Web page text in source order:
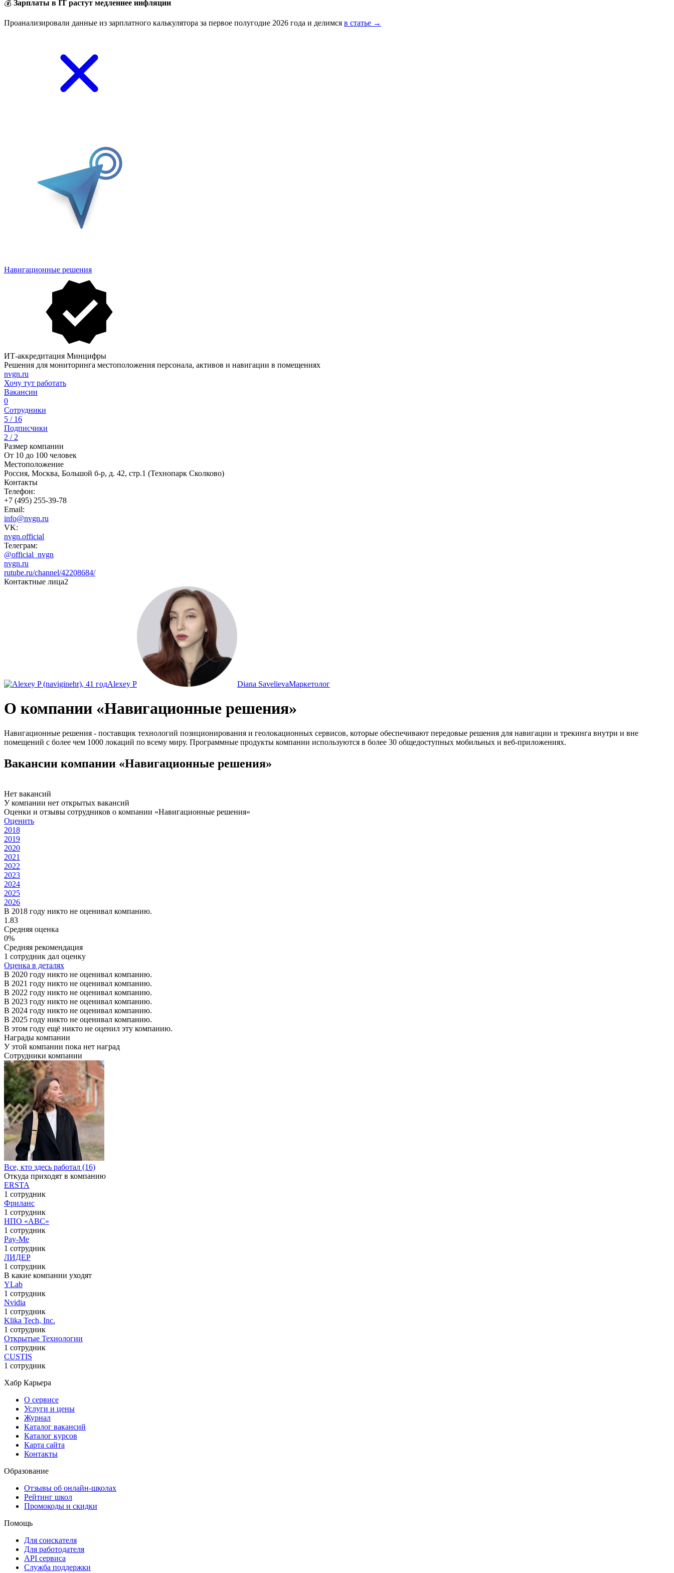
💰 Зарплаты в IT растут медленнее инфляции
Проанализировали данные из зарплатного калькулятора за первое полугодие 2026 года и делимся в статье →
Навигационные решения
ИТ-аккредитация Минцифры
Решения для мониторинга местоположения персонала, активов и навигации в помещениях
nvgn.ru
Хочу тут работать
Вакансии
0
Сотрудники
5 / 16
Подписчики
2 / 2
Размер компании
От 10 до 100 человек
Местоположение
Россия, Москва, Большой б-р, д. 42, стр.1 (Технопарк Сколково)
Контакты
Телефон:
+7 (495) 255-39-78
Email:
info@nvgn.ru
VK:
nvgn.official
Телеграм:
@official_nvgn
nvgn.ru
rutube.ru/channel/42208684/
Контактные лица2
Alexey P Diana SavelievaМаркетолог
О компании «Навигационные решения»
Навигационные решения - поставщик технологий позиционирования и геолокационных сервисов, которые обеспечивают передовые решения для навигации и трекинга внутри и вне
помещений с более чем 1000 локаций по всему миру. Программные продукты компании используются в более 30 общедоступных мобильных и веб-приложениях.
Вакансии компании «Навигационные решения»
Нет вакансий
У компании нет открытых вакансий
Оценки и отзывы сотрудников о компании «Навигационные решения»
Оценить
2018
2019
2020
2021
2022
2023
2024
2025
2026
В 2018 году никто не оценивал компанию.
1.83
Средняя оценка
0%
Средняя рекомендация
1 сотрудник дал оценку
Оценка в деталях
В 2020 году никто не оценивал компанию.
В 2021 году никто не оценивал компанию.
В 2022 году никто не оценивал компанию.
В 2023 году никто не оценивал компанию.
В 2024 году никто не оценивал компанию.
В 2025 году никто не оценивал компанию.
В этом году ещё никто не оценил эту компанию.
Награды компании
У этой компании пока нет наград
Сотрудники компании
Все, кто здесь работал (16)
Откуда приходят в компанию
ERSTA
1 сотрудник
Фриланс
1 сотрудник
НПО «АВС»
1 сотрудник
Pay-Me
1 сотрудник
ЛИДЕР
1 сотрудник
В какие компании уходят
YLab
1 сотрудник
Nvidia
1 сотрудник
Klika Tech, Inc.
1 сотрудник
Открытые Технологии
1 сотрудник
CUSTIS
1 сотрудник
Хабр Карьера
О сервисе
Услуги и цены
Журнал
Каталог вакансий
Каталог курсов
Карта сайта
Контакты
Образование
Отзывы об онлайн-школах
Рейтинг школ
Промокоды и скидки
Помощь
Для соискателя
Для работодателя
API сервиса
Служба поддержки